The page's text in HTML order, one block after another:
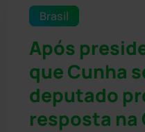
Brasil
Após
que Cunha
deputado
resposta na